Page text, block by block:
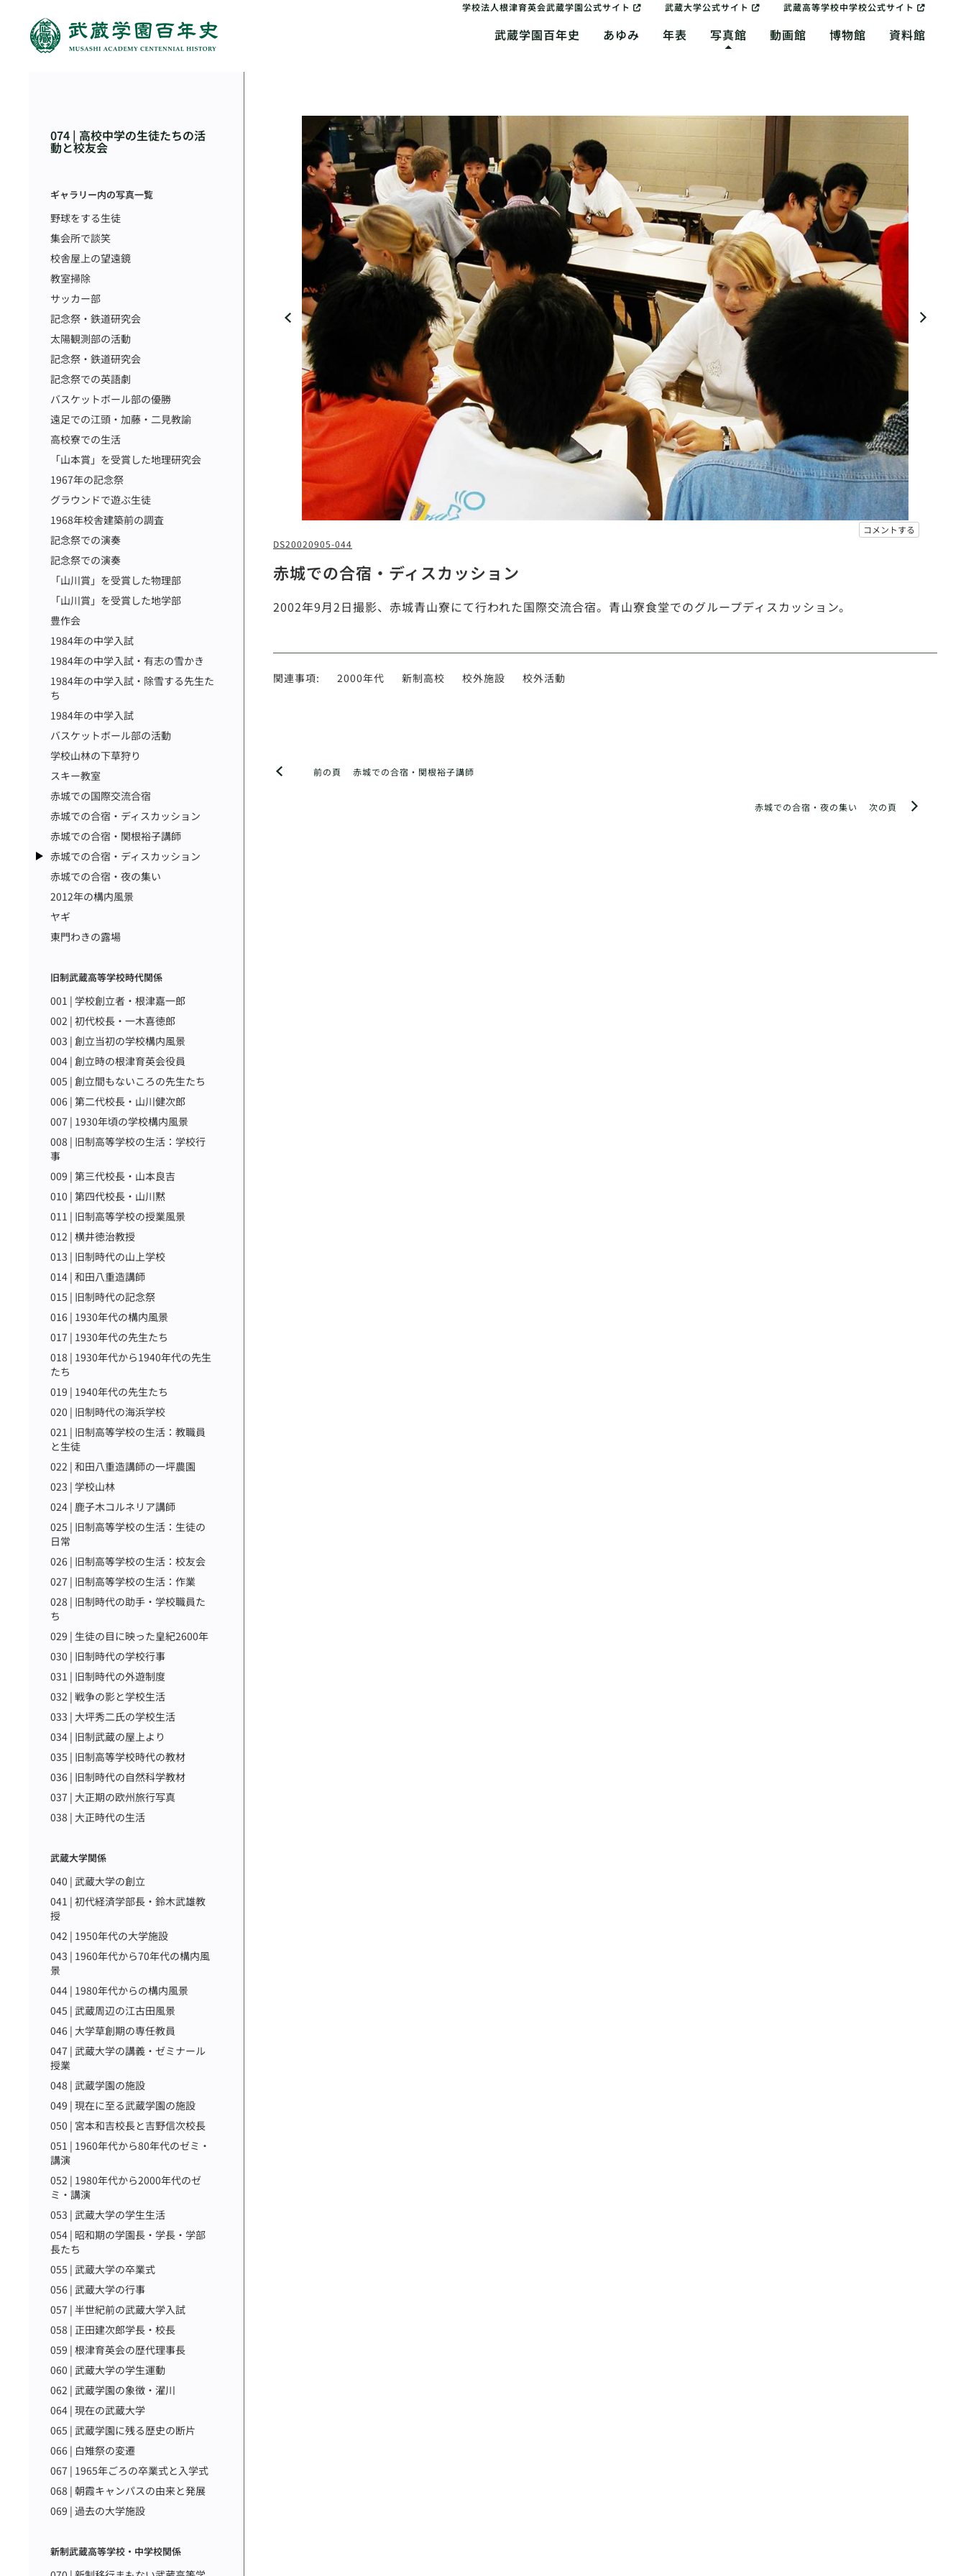
学校法人根津育英会武蔵学園公式サイト 武蔵大学公式サイト 武蔵高等学校中学校公式サイト
武蔵学園百年史 あゆみ 年表 写真館 動画館 博物館 資料館
074 | 高校中学の生徒たちの活
動と校友会
ギャラリー内の写真一覧
野球をする生徒
集会所で談笑
校舎屋上の望遠鏡
教室掃除
サッカー部
記念祭・鉄道研究会
太陽観測部の活動
記念祭・鉄道研究会
記念祭での英語劇
バスケットボール部の優勝
遠足での江頭・加藤・二見教諭
高校寮での生活
「山本賞」を受賞した地理研究会
1967年の記念祭
グラウンドで遊ぶ生徒
1968年校舎建築前の調査
記念祭での演奏
記念祭での演奏
「山川賞」を受賞した物理部
「山川賞」を受賞した地学部
豊作会
1984年の中学入試
1984年の中学入試・有志の雪かき
1984年の中学入試・除雪する先生た
ち
1984年の中学入試
バスケットボール部の活動
学校山林の下草狩り
スキー教室
赤城での国際交流合宿
赤城での合宿・ディスカッション
赤城での合宿・関根裕子講師
赤城での合宿・ディスカッション
赤城での合宿・夜の集い
2012年の構内風景
ヤギ
東門わきの露場
旧制武蔵高等学校時代関係
001 | 学校創立者・根津嘉一郎
002 | 初代校長・一木喜徳郎
003 | 創立当初の学校構内風景
004 | 創立時の根津育英会役員
005 | 創立間もないころの先生たち
006 | 第二代校長・山川健次郎
007 | 1930年頃の学校構内風景
008 | 旧制高等学校の生活：学校行
事
009 | 第三代校長・山本良吉
010 | 第四代校長・山川黙
011 | 旧制高等学校の授業風景
012 | 横井徳治教授
013 | 旧制時代の山上学校
014 | 和田八重造講師
015 | 旧制時代の記念祭
016 | 1930年代の構内風景
017 | 1930年代の先生たち
018 | 1930年代から1940年代の先生
たち
019 | 1940年代の先生たち
020 | 旧制時代の海浜学校
021 | 旧制高等学校の生活：教職員
と生徒
022 | 和田八重造講師の一坪農園
023 | 学校山林
024 | 鹿子木コルネリア講師
025 | 旧制高等学校の生活：生徒の
日常
026 | 旧制高等学校の生活：校友会
027 | 旧制高等学校の生活：作業
028 | 旧制時代の助手・学校職員た
ち
029 | 生徒の目に映った皇紀2600年
030 | 旧制時代の学校行事
031 | 旧制時代の外遊制度
032 | 戦争の影と学校生活
033 | 大坪秀二氏の学校生活
034 | 旧制武蔵の屋上より
035 | 旧制高等学校時代の教材
036 | 旧制時代の自然科学教材
037 | 大正期の欧州旅行写真
038 | 大正時代の生活
武蔵大学関係
040 | 武蔵大学の創立
041 | 初代経済学部長・鈴木武雄教
授
042 | 1950年代の大学施設
043 | 1960年代から70年代の構内風
景
044 | 1980年代からの構内風景
045 | 武蔵周辺の江古田風景
046 | 大学草創期の専任教員
047 | 武蔵大学の講義・ゼミナール
授業
048 | 武蔵学園の施設
049 | 現在に至る武蔵学園の施設
050 | 宮本和吉校長と吉野信次校長
051 | 1960年代から80年代のゼミ・
講演
052 | 1980年代から2000年代のゼ
ミ・講演
053 | 武蔵大学の学生生活
054 | 昭和期の学園長・学長・学部
長たち
055 | 武蔵大学の卒業式
056 | 武蔵大学の行事
057 | 半世紀前の武蔵大学入試
058 | 正田建次郎学長・校長
059 | 根津育英会の歴代理事長
060 | 武蔵大学の学生運動
062 | 武蔵学園の象徴・濯川
064 | 現在の武蔵大学
065 | 武蔵学園に残る歴史の断片
066 | 白雉祭の変遷
067 | 1965年ごろの卒業式と入学式
068 | 朝霞キャンパスの由来と発展
069 | 過去の大学施設
新制武蔵高等学校・中学校関係
コメントする
DS20020905-044
赤城での合宿・ディスカッション
2002年9月2日撮影、赤城青山寮にて行われた国際交流合宿。青山寮食堂でのグループディスカッション。
関連事項: 2000年代 新制高校 校外施設 校外活動
前の頁 赤城での合宿・関根裕子講師
次の頁
赤城での合宿・夜の集い